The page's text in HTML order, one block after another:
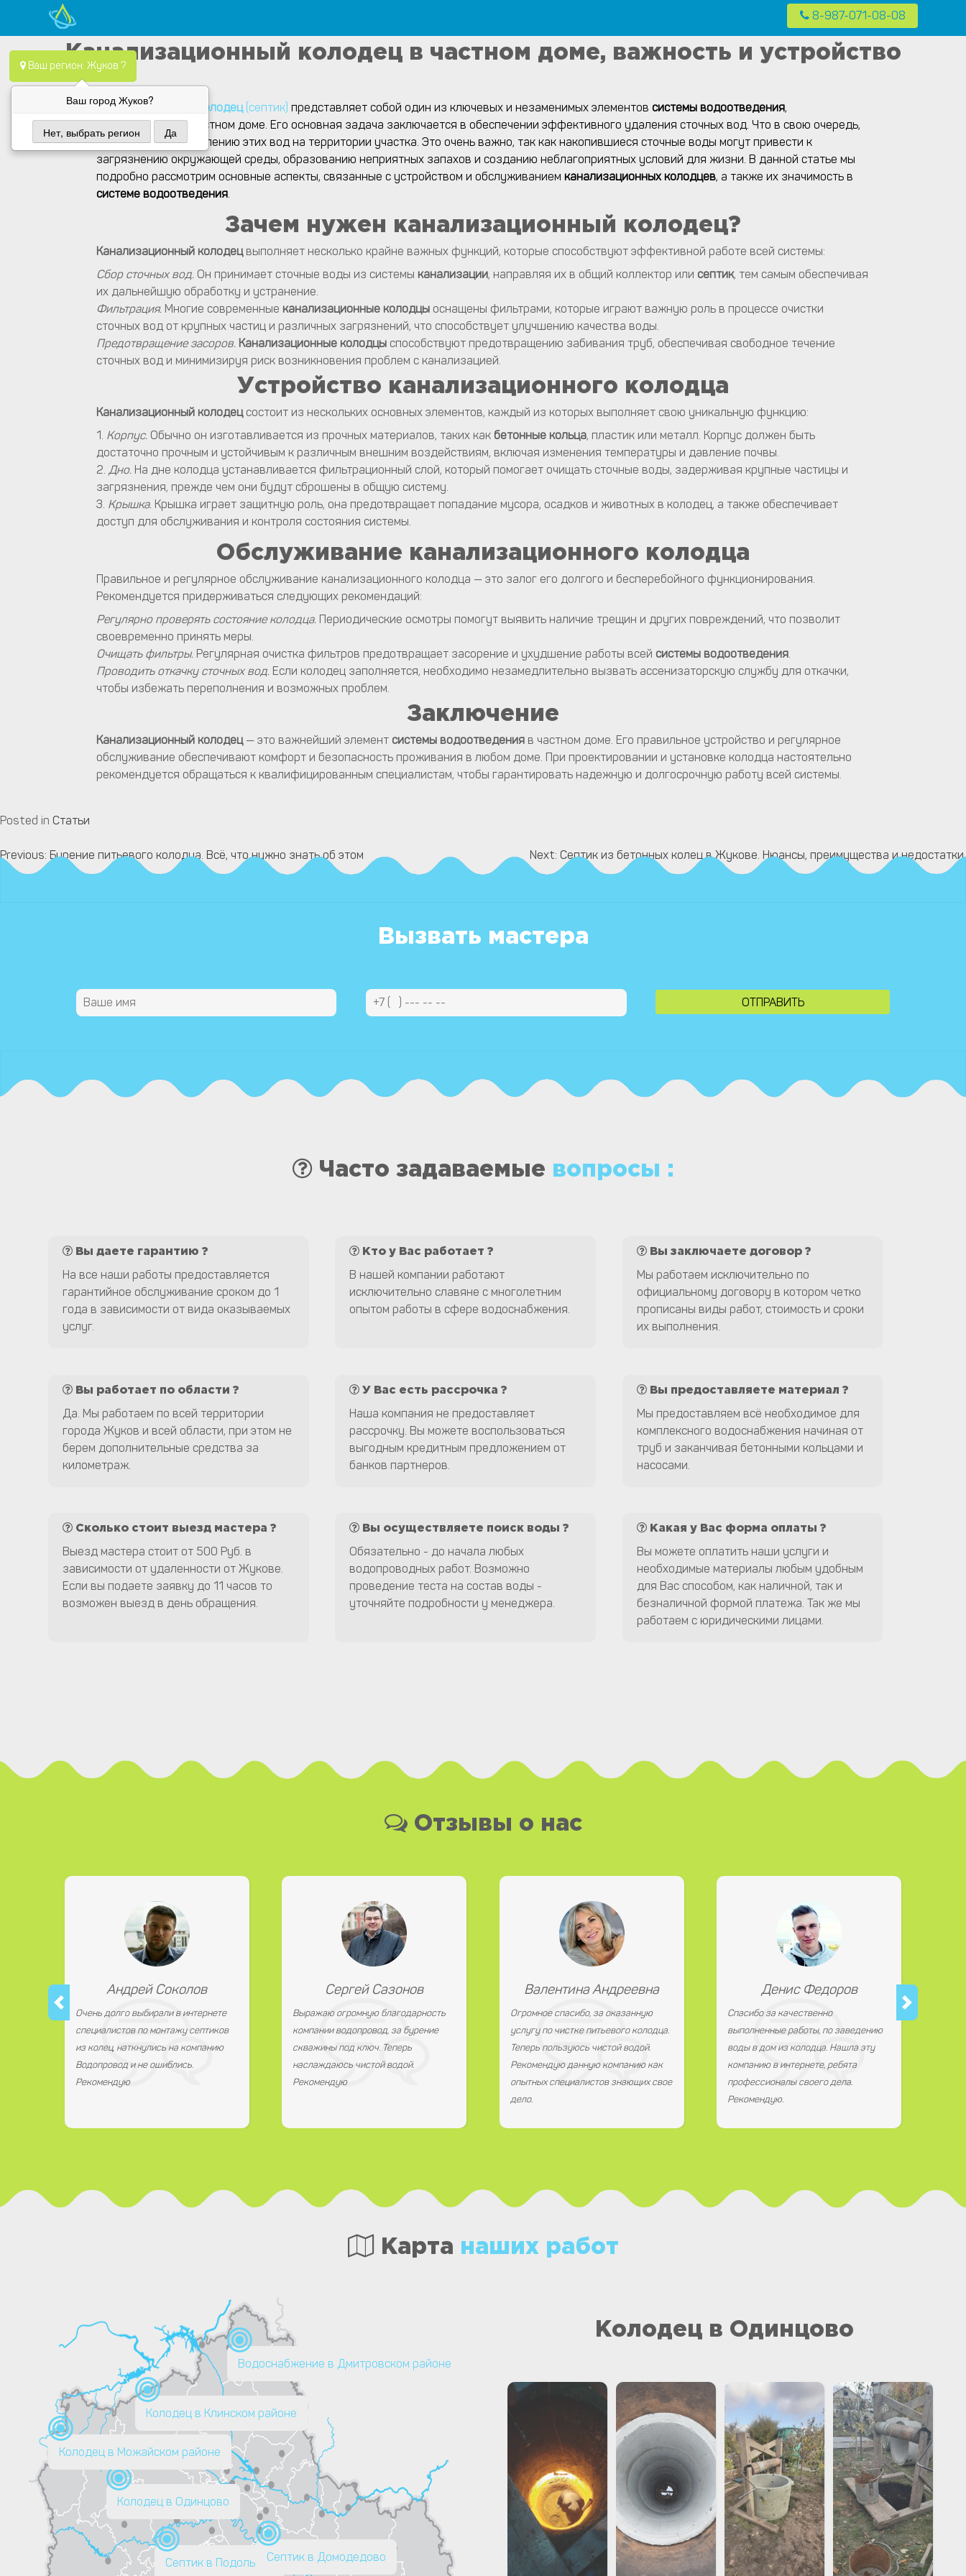
content
Водопровод — монтаж систем водоснабжения, отопления и канализация.
Компания Водопровод предлагает качественные услуги по монтажу систем водоснабжения, канализации и отопления в частных домах в Москве и Московской области
Ваш регион: Жуков ?
Ваш город Жуков?
Нет, выбрать регион Да
8-987-071-08-08
Канализационный колодец в частном доме, важность и устройство
Канализационный колодец(септик) представляет собой один из ключевых и незаменимых элементовсистемы водоотведения,
установленной в частном доме. Его основная задача заключается в обеспечении эффективного удаления сточных вод. Что в свою очередь,
препятствует накоплению этих вод на территории участка. Это очень важно, так как накопившиеся сточные воды могут привести к
загрязнению окружающей среды, образованию неприятных запахов и созданию неблагоприятных условий для жизни. В данной статье мы
подробно рассмотрим основные аспекты, связанные с устройством и обслуживаниемканализационных колодцев, а также их значимость в
системе водоотведения.
Зачем нужен канализационный колодец?
Канализационный колодецвыполняет несколько крайне важных функций, которые способствуют эффективной работе всей системы:
Сбор сточных вод. Он принимает сточные воды из системы канализации, направляя их в общий коллектор или септик, тем самым обеспечивая
их дальнейшую обработку и устранение.
Фильтрация. Многие современные канализационные колодцы оснащены фильтрами, которые играют важную роль в процессе очистки
сточных вод от крупных частиц и различных загрязнений, что способствует улучшению качества воды.
Предотвращение засоров. Канализационные колодцы способствуют предотвращению забивания труб, обеспечивая свободное течение
сточных вод и минимизируя риск возникновения проблем с канализацией.
Устройство канализационного колодца
Канализационный колодецсостоит из нескольких основных элементов, каждый из которых выполняет свою уникальную функцию:
1. Корпус. Обычно он изготавливается из прочных материалов, таких как бетонные кольца, пластик или металл. Корпус должен быть
достаточно прочным и устойчивым к различным внешним воздействиям, включая изменения температуры и давление почвы.
2.Дно. На дне колодца устанавливается фильтрационный слой, который помогает очищать сточные воды, задерживая крупные частицы и
загрязнения, прежде чем они будут сброшены в общую систему.
3. Крышка. Крышка играет защитную роль, она предотвращает попадание мусора, осадков и животных в колодец, а также обеспечивает
доступ для обслуживания и контроля состояния системы.
Обслуживание канализационного колодца
Правильное и регулярное обслуживание канализационного колодца — это залог его долгого и бесперебойного функционирования.
Рекомендуется придерживаться следующих рекомендаций:
Регулярно проверять состояние колодца. Периодические осмотры помогут выявить наличие трещин и других повреждений, что позволит
своевременно принять меры.
Очищать фильтры. Регулярная очистка фильтров предотвращает засорение и ухудшение работы всей системы водоотведения.
Проводить откачку сточных вод. Если колодец заполняется, необходимо незамедлительно вызвать ассенизаторскую службу для откачки,
чтобы избежать переполнения и возможных проблем.
Заключение
Канализационный колодец— это важнейший элемент системы водоотведения в частном доме. Его правильное устройство и регулярное
обслуживание обеспечивают комфорт и безопасность проживания в любом доме. При проектировании и установке колодца настоятельно
рекомендуется обращаться к квалифицированным специалистам, чтобы гарантировать надежную и долгосрочную работу всей системы.
Posted in Статьи
Навигация
Previous: Бурение питьевого колодца. Всё, что нужно знать об этом Next: Септик из бетонных колец в Жукове. Нюансы, преимущества и недостатки.
Вызвать мастера
Часто задаваемые вопросы :
Вы даете гарантию ?
На все наши работы предоставляется
гарантийное обслуживание сроком до 1
года в зависимости от вида оказываемых
услуг.
Кто у Вас работает ?
В нашей компании работают
исключительно славяне с многолетним
опытом работы в сфере водоснабжения.
Вы заключаете договор ?
Мы работаем исключительно по
официальному договору в котором четко
прописаны виды работ, стоимость и сроки
их выполнения.
Вы работает по области ?
Да. Мы работаем по всей территории
города Жуков и всей области, при этом не
берем дополнительные средства за
километраж.
У Вас есть рассрочка ?
Наша компания не предоставляет
рассрочку. Вы можете воспользоваться
выгодным кредитным предложением от
банков партнеров.
Вы предоставляете материал ?
Мы предоставляем всё необходимое для
комплексного водоснабжения начиная от
труб и заканчивая бетонными кольцами и
насосами.
Сколько стоит выезд мастера ?
Выезд мастера стоит от 500 Руб. в
зависимости от удаленности от Жукове.
Если вы подаете заявку до 11 часов то
возможен выезд в день обращения.
Вы осуществляете поиск воды ?
Обязательно - до начала любых
водопроводных работ. Возможно
проведение теста на состав воды -
уточняйте подробности у менеджера.
Какая у Вас форма оплаты ?
Вы можете оплатить наши услуги и
необходимые материалы любым удобным
для Вас способом, как наличной, так и
безналичной формой платежа. Так же мы
работаем с юридическими лицами.
Отзывы о нас
Андрей Соколов
Очень долго выбирали в интернете
специалистов по монтажу септиков
из колец, наткнулись на компанию
Водопровод и не ошиблись.
Рекомендую
Сергей Сазонов
Выражаю огромную благодарность
компании водопровод, за бурение
скважины под ключ. Теперь
наслаждаюсь чистой водой.
Рекомендую
Валентина Андреевна
Огромное спасибо, за оказанную
услугу по чистке питьевого колодца.
Теперь пользуюсь чистой водой.
Рекомендую данную компанию как
опытных специалистов знающих свое
дело.
Денис Федоров
Спасибо за качественно
выполненные работы, по заведению
воды в дом из колодца. Нашла эту
компанию в интернете, ребята
профессионалы своего дела.
Рекомендую.
Карта наших работ
Колодец в Одинцово
Септик в Подольске
Колодец в Клинском районе
Колодец в Можайском районе
Водоснабжение в Дмитровском районе
Септик в Домодедово
Колодец в Одинцово